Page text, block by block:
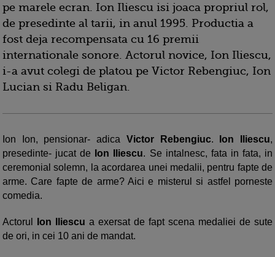
pe marele ecran. Ion Iliescu isi joaca propriul rol,
de presedinte al tarii, in anul 1995. Productia a
fost deja recompensata cu 16 premii
internationale sonore. Actorul novice, Ion Iliescu,
i-a avut colegi de platou pe Victor Rebengiuc, Ion
Lucian si Radu Beligan.
Ion Ion, pensionar- adica Victor Rebengiuc. Ion Iliescu,
presedinte- jucat de
Ion Iliescu. Se intalnesc, fata in fata, in
ceremonial solemn, la acordarea unei medalii, pentru fapte de
arme. Care fapte de arme? Aici e misterul si astfel porneste
comedia.
Actorul Ion Iliescu a exersat de fapt scena medaliei de sute
de ori, in cei 10 ani de mandat.